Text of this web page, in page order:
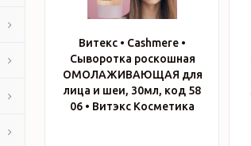
Витекс • Cashmere •
Сыворотка роскошная
ОМОЛАЖИВАЮЩАЯ для
лица и шеи, 30мл, код 58
06 • Витэкс Косметика